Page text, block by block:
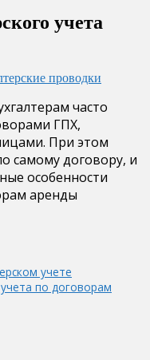
учета
проводки
часто
ГПХ,
При этом
самому договору, и
особенности
аренды
учете
по договорам